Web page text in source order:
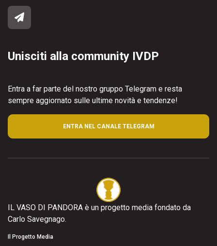
Unisciti alla community IVDP
Entra a far parte del nostro gruppo Telegram e resta
sempre aggiornato sulle ultime novità e tendenze!
ENTRA NEL CANALE TELEGRAM
IL VASO DI PANDORA è un progetto media fondato da
Carlo Savegnago.
Il Progetto Media